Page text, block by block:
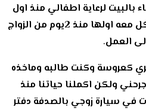
لرعاية اطفالي منذ اول
اسبوع زواجي وانا في مشاكل معه اولها منذ 2يوم من الزواج
العمل.
كعروسة وكنت طالبه وماخذه
ولكن اكملنا حياتنا منذ
في سيارة زوجي بالصدفة دفتر